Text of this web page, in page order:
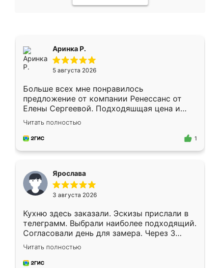
Аринка Р.
5 августа 2026
Больше всех мне понравилось
предложение от компании Ренессанс от
Елены Сергеевой. Подходяшщая цена и
короткие сроки изготовления. Приехавший
для замера сотрудник Владислав
предложил по моему эскизу самый
Читать полностью
1
Ярослава
3 августа 2026
Кухню здесь заказали. Эскизы прислали в
телеграмм. Выбрали наиболее подходящий.
Согласовали день для замера. Через 3
недели кухня была уже готова. Остались
довольны работой. Спасибо Ренессанс
мебель за качественную работу!
Читать полностью